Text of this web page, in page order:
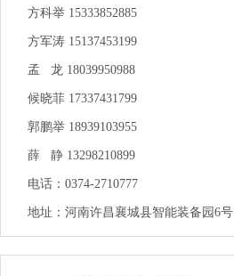
方科举 15333852885
方军涛 15137453199
孟 龙 18039950988
候晓菲 17337431799
郭鹏举 18939103955
薛 静 13298210899
电话：0374-2710777
地址：河南许昌襄城县智能装备园6号